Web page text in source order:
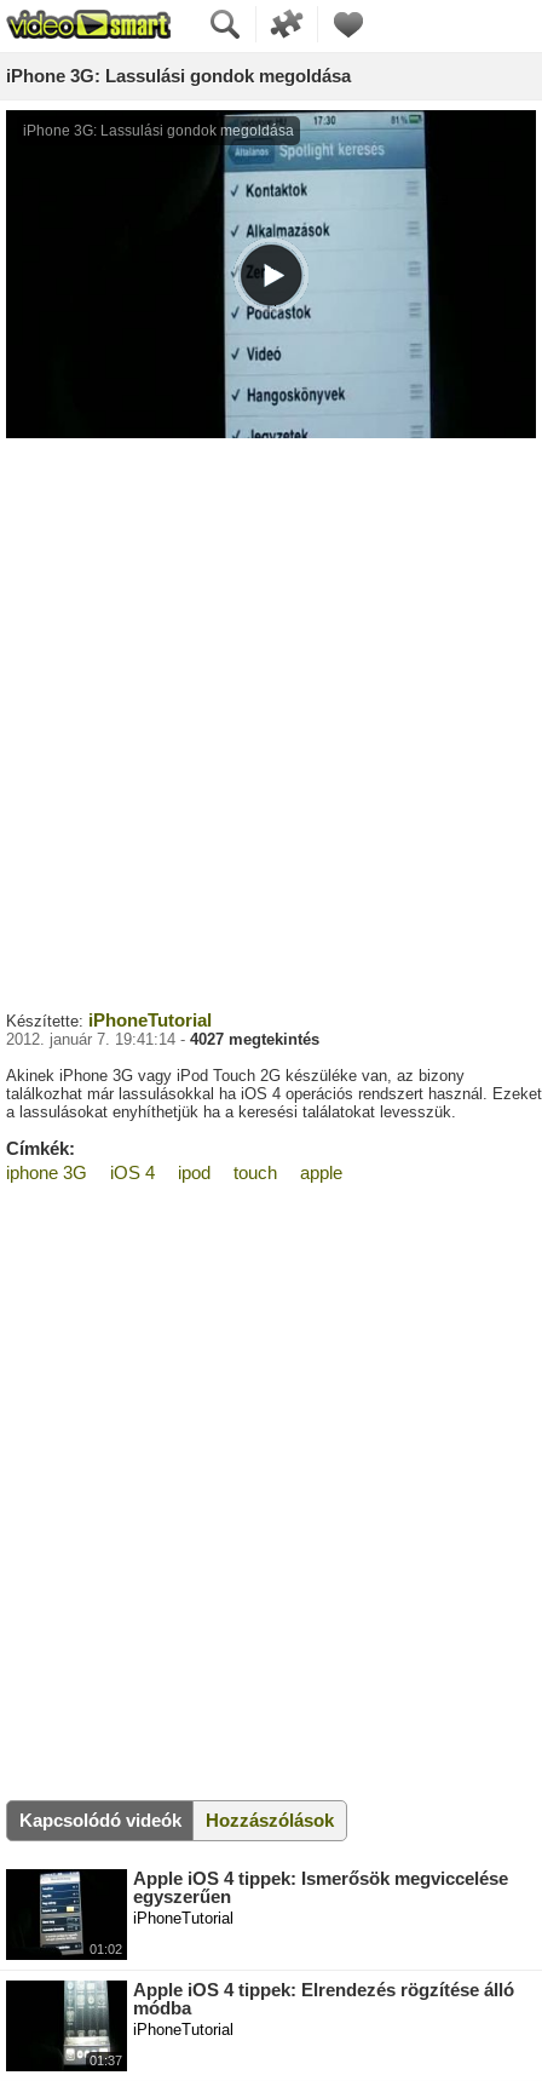
iPhone 3G: Lassulási gondok megoldása
Készítette: iPhoneTutorial
2012. január 7. 19:41:14 - 4027 megtekintés
Akinek iPhone 3G vagy iPod Touch 2G készüléke van, az bizony
találkozhat már lassulásokkal ha iOS 4 operációs rendszert használ. Ezeket
a lassulásokat enyhíthetjük ha a keresési találatokat levesszük.
Címkék:
iphone 3G
iOS 4 ipod touch apple
Kapcsolódó videók Hozzászólások
01:02
Apple iOS 4 tippek: Ismerősök megviccelése
egyszerűen
iPhoneTutorial
01:37
Apple iOS 4 tippek: Elrendezés rögzítése álló
módba
iPhoneTutorial